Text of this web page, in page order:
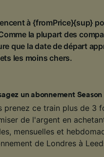
à {fromPrice}{sup}
la plupart des
que la date de départ
les moins chers.
un abonnement
prenez ce train plus de 3
de l'argent en
mensuelles et
de Londres à